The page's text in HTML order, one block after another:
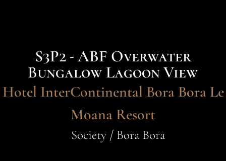
S3P2 - ABF Overwater
Bungalow Lagoon View
Hotel InterContinental Bora Bora Le
Moana Resort
Society / Bora Bora